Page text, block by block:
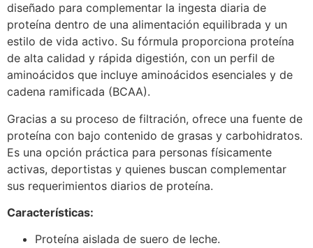
diseñado para complementar la ingesta diaria de
proteína dentro de una alimentación equilibrada y un
estilo de vida activo. Su fórmula proporciona proteína
de alta calidad y rápida digestión, con un perfil de
aminoácidos que incluye aminoácidos esenciales y de
cadena ramificada (BCAA).
Gracias a su proceso de filtración, ofrece una fuente de
proteína con bajo contenido de grasas y carbohidratos.
Es una opción práctica para personas físicamente
activas, deportistas y quienes buscan complementar
sus requerimientos diarios de proteína.
Características:
Proteína aislada de suero de leche.